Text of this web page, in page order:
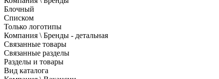
Блочный
Списком
Только логотипы
Компания \ Бренды - детальная
Связанные товары
Связанные разделы
Разделы и товары
Вид каталога